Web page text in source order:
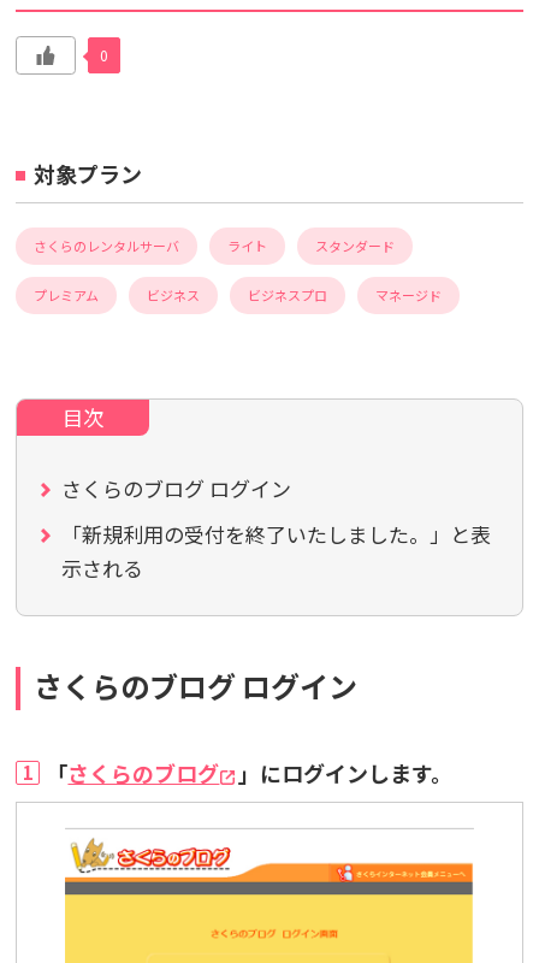
0
対象プラン
さくらのレンタルサーバ ライト スタンダード
プレミアム ビジネス ビジネスプロ マネージド
さくらのブログ ログイン
「新規利用の受付を終了いたしました。」と表
示される
さくらのブログ ログイン
1 「さくらのブログ 」にログインします。